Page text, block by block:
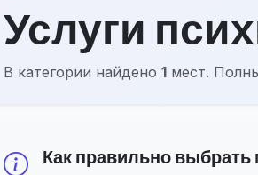
Услуги
В категории найдено 1 мест.
Как правильно выбрать